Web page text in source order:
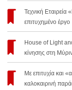
Τεχνική Εταιρεία
επιτυχημένο έργο
House of Light
κίνησης στη
Με επιτυχία και
καλοκαιρινή